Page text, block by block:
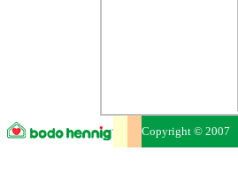
Copyright © 2007